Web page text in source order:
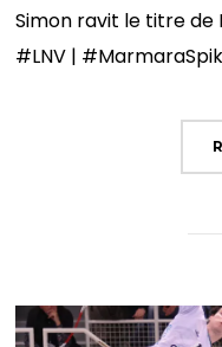
Simon ravit le titre de
#LNV |